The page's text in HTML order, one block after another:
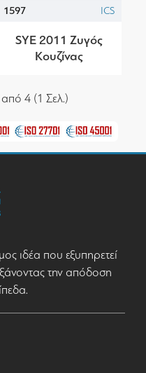
1597 ICS
SYE 2011 Ζυγός
Κουζίνας
4 (1 Σελ.)
ιδέα που εξυπηρετεί
την απόδοση